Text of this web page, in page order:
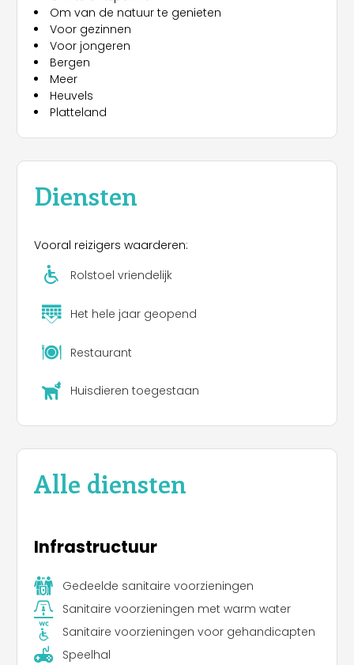
Om van de natuur te genieten
Voor gezinnen
Voor jongeren
Bergen
Meer
Heuvels
Platteland
Diensten
Vooral reizigers waarderen:
Rolstoel vriendelijk
Het hele jaar geopend
Restaurant
Huisdieren toegestaan
Alle diensten
Infrastructuur
Gedeelde sanitaire voorzieningen
Sanitaire voorzieningen met warm water
Sanitaire voorzieningen voor gehandicapten
Speelhal